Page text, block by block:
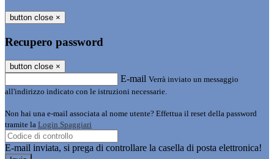
button close ×
Recupero password
button close ×
E-mail Verrà inviato un messaggio
all'indirizzo indicato con le istruzioni necessarie.
Non hai una e-mail associata al nome utente? Effettua il reset della password
tramite la Login Spaggiari
E-mail inviata, si prega di controllare la casella di posta elettronica!